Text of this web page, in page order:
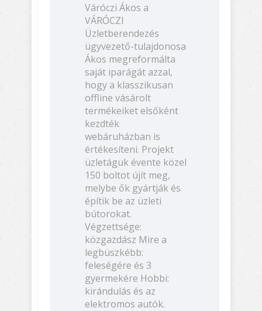
Váróczi Ákos a
VÁRÓCZI
Üzletberendezés
ügyvezető-tulajdonosa
Ákos megreformálta
saját iparágát azzal,
hogy a klasszikusan
offline vásárolt
termékeiket elsőként
kezdték
webáruházban is
értékesíteni. Projekt
üzletáguk évente közel
150 boltot újít meg,
melybe ők gyártják és
építik be az üzleti
bútorokat.
Végzettsége:
közgazdász Mire a
legbüszkébb:
feleségére és 3
gyermekére Hobbi:
kirándulás és az
elektromos autók.